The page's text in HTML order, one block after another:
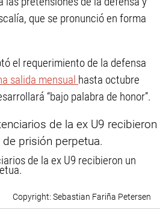
que se pronunció en forma
el requerimiento de la defensa
salida mensual hasta octubre
“bajo palabra de honor”.
de la ex U9 recibieron un
Sebastian Fariña Petersen